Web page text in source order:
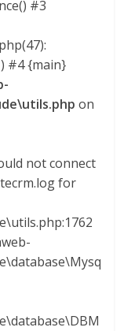
#3
#4 {main}
on
not connect
for